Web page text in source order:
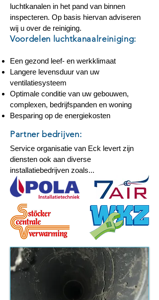
luchtkanalen in het pand van binnen
inspecteren. Op basis hiervan adviseren
wij u over de reiniging.
Een gezond leef- en werkklimaat
Langere levensduur van uw
ventilatiesysteem
Optimale conditie van uw gebouwen,
complexen, bedrijfspanden en woning
Besparing op de energiekosten
Service organisatie van Eck levert zijn
diensten ook aan diverse
installatiebedrijven zoals...
Voordelen luchtkanaalreiniging:
Partner bedrijven: